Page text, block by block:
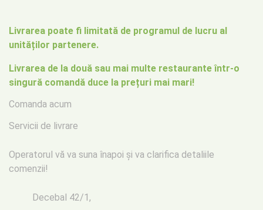
Livrarea poate fi limitată de programul de lucru al
unităților partenere.
Livrarea de la două sau mai multe restaurante într-o
singură comandă duce la prețuri mai mari!
Comanda acum
Servicii de livrare
Operatorul vă va suna înapoi și va clarifica detaliile
comenzii!
Decebal 42/1,